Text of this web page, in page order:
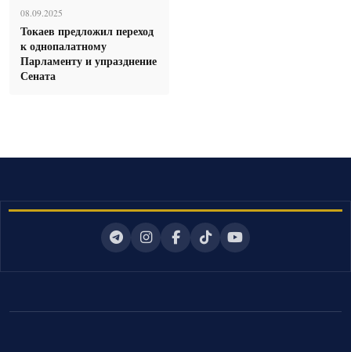
08.09.2025
Токаев предложил переход
к однопалатному
Парламенту и упразднение
Сената